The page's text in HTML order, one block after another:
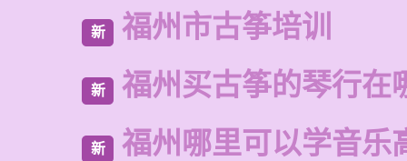
新 福州市古筝培训
新 福州买古筝的琴行在
新 福州哪里可以学音乐